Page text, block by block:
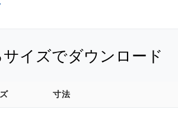
イズでダウンロード
寸法